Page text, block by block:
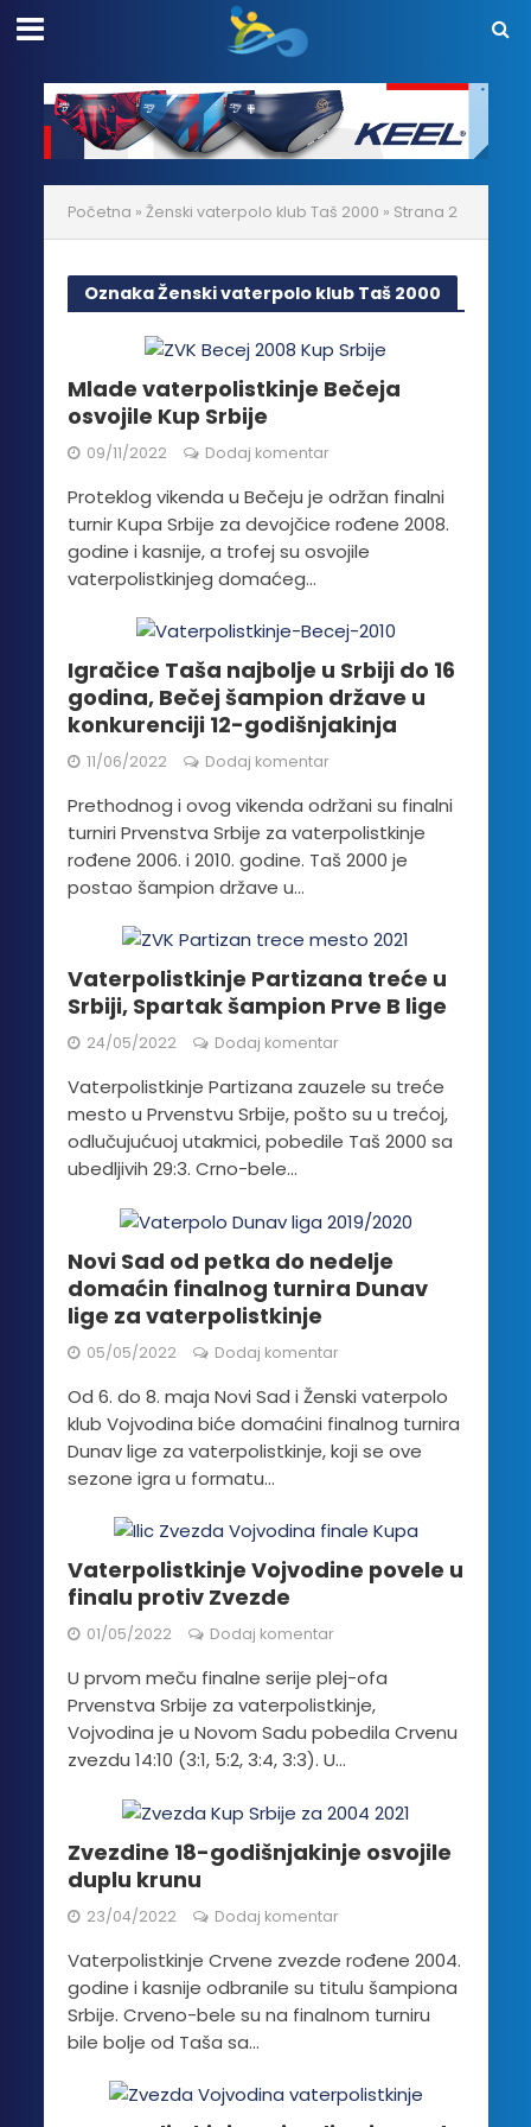
Početna » Ženski vaterpolo klub Taš 2000 » Strana 2
Oznaka Ženski vaterpolo klub Taš 2000
Mlade vaterpolistkinje Bečeja
osvojile Kup Srbije
09/11/2022 Dodaj komentar
Proteklog vikenda u Bečeju je održan finalni
turnir Kupa Srbije za devojčice rođene 2008.
godine i kasnije, a trofej su osvojile
vaterpolistkinjeg domaćeg...
Igračice Taša najbolje u Srbiji do 16
godina, Bečej šampion države u
konkurenciji 12-godišnjakinja
11/06/2022 Dodaj komentar
Prethodnog i ovog vikenda održani su finalni
turniri Prvenstva Srbije za vaterpolistkinje
rođene 2006. i 2010. godine. Taš 2000 je
postao šampion države u...
Vaterpolistkinje Partizana treće u
Srbiji, Spartak šampion Prve B lige
24/05/2022 Dodaj komentar
Vaterpolistkinje Partizana zauzele su treće
mesto u Prvenstvu Srbije, pošto su u trećoj,
odlučujućuoj utakmici, pobedile Taš 2000 sa
ubedljivih 29:3. Crno-bele...
Novi Sad od petka do nedelje
domaćin finalnog turnira Dunav
lige za vaterpolistkinje
05/05/2022 Dodaj komentar
Od 6. do 8. maja Novi Sad i Ženski vaterpolo
klub Vojvodina biće domaćini finalnog turnira
Dunav lige za vaterpolistkinje, koji se ove
sezone igra u formatu...
Vaterpolistkinje Vojvodine povele u
finalu protiv Zvezde
01/05/2022 Dodaj komentar
U prvom meču finalne serije plej-ofa
Prvenstva Srbije za vaterpolistkinje,
Vojvodina je u Novom Sadu pobedila Crvenu
zvezdu 14:10 (3:1, 5:2, 3:4, 3:3). U...
Zvezdine 18-godišnjakinje osvojile
duplu krunu
23/04/2022 Dodaj komentar
Vaterpolistkinje Crvene zvezde rođene 2004.
godine i kasnije odbranile su titulu šampiona
Srbije. Crveno-bele su na finalnom turniru
bile bolje od Taša sa...